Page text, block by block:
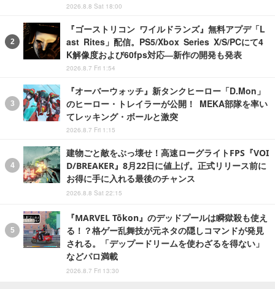
2026.8.8 Sat 18:00
『ゴーストリコン ワイルドランズ』無料アプデ「L
ast Rites」配信。PS5/Xbox Series X/S/PCにて4
K解像度および60fps対応―新作の開発も発表
2026.8.7 Fri 1:54
『オーバーウォッチ』新タンクヒーロー「D.Mon」
のヒーロー・トレイラーが公開！ MEKA部隊を率い
てレッキング・ボールと激突
2026.8.7 Fri 1:15
建物ごと敵をぶっ壊せ！高速ローグライトFPS『VOI
D/BREAKER』8月22日に値上げ。正式リリース前に
お得に手に入れる最後のチャンス
2026.8.8 Sat 22:15
『MARVEL Tōkon』のデッドプールは瞬獄殺も使え
る！？格ゲー乱舞技が元ネタの隠しコマンドが発見
される。「デップードリームを使わざるを得ない」
などパロ満載
2026.8.7 Fri 13:30